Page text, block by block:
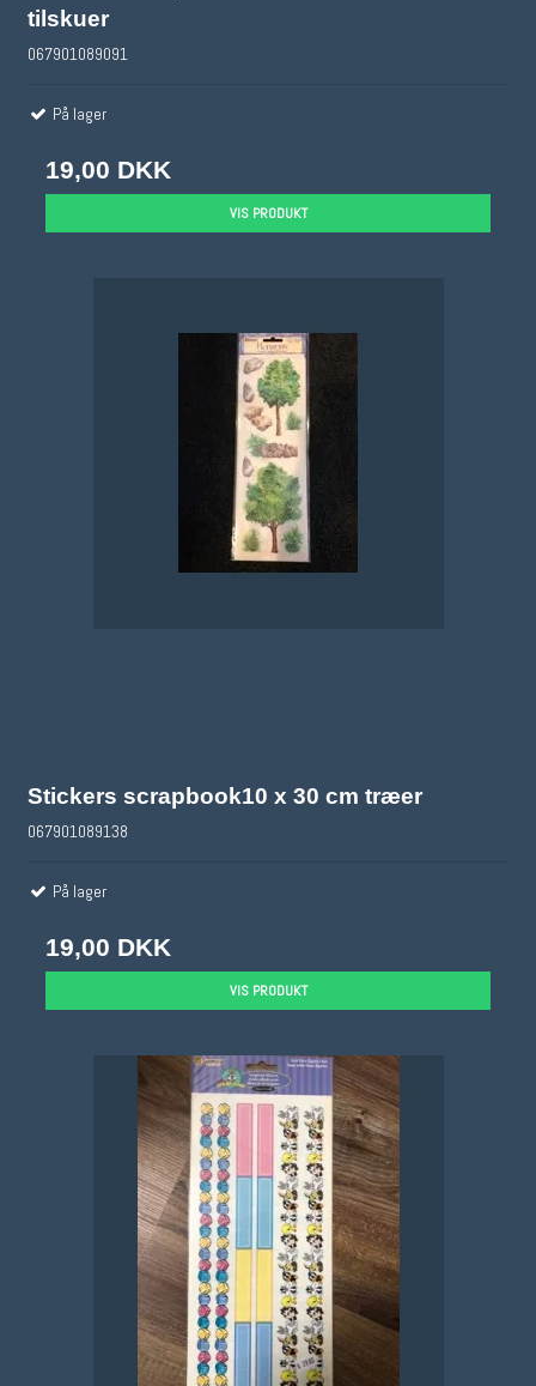
tilskuer
067901089091
På lager
19,00 DKK
VIS PRODUKT
Stickers scrapbook10 x 30 cm træer
067901089138
På lager
19,00 DKK
VIS PRODUKT